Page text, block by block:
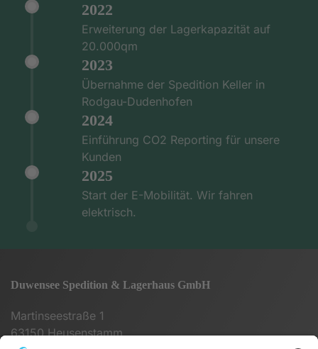
2022
Erweiterung der Lagerkapazität auf
20.000qm
2023
Übernahme der Spedition Keller in
Rodgau-Dudenhofen
2024
Einführung CO2 Reporting für unsere
Kunden
2025
Start der E-Mobilität. Wir fahren
elektrisch.
Duwensee Spedition & Lagerhaus GmbH
Martinseestraße 1
63150 Heusenstamm